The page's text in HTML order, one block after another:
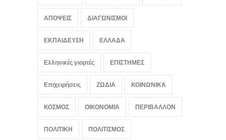
ΑΠΟΨΕΙΣ ΔΙΑΓΩΝΙΣΜΟΙ
ΕΚΠΑΙΔΕΥΣΗ ΕΛΛΑΔΑ
Ελληνικές γιορτές ΕΠΙΣΤΗΜΕΣ
Επιχειρήσεις ΖΩΔΙΑ ΚΟΙΝΩΝΙΚΑ
ΚΟΣΜΟΣ ΟΙΚΟΝΟΜΙΑ ΠΕΡΙΒΑΛΛΟΝ
ΠΟΛΙΤΙΚΗ ΠΟΛΙΤΙΣΜΟΣ